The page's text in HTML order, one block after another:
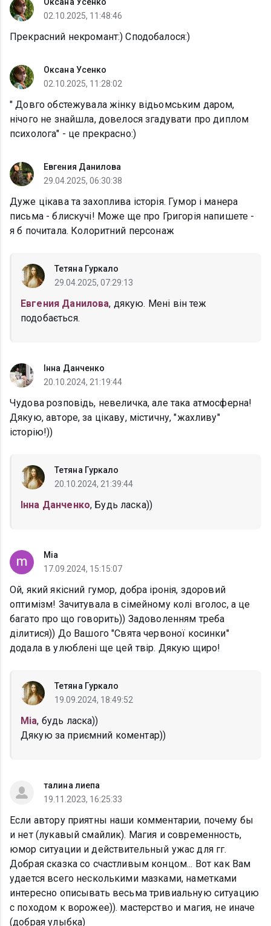
02.10.2025, 11:48:46
Прекрасний некромант:) Сподобалося:)
Оксана Усенко
02.10.2025, 11:28:02
" Довго обстежувала жінку відьомським даром,
нічого не знайшла, довелося згадувати про диплом
психолога" - це прекрасно:)
Евгения Данилова
29.04.2025, 06:30:38
Дуже цікава та захоплива історія. Гумор і манера
письма - блискучі! Може ще про Григорія напишете -
я б почитала. Колоритний персонаж
Тетяна Гуркало
29.04.2025, 07:29:13
Евгения Данилова, дякую. Мені він теж
подобається.
Інна Данченко
20.10.2024, 21:19:44
Чудова розповідь, невеличка, але така атмосферна!
Дякую, авторе, за цікаву, містичну, "жахливу"
історію!))
Тетяна Гуркало
20.10.2024, 21:39:44
Інна Данченко, Будь ласка))
Mia
17.09.2024, 15:15:07
Ой, який якісний гумор, добра іронія, здоровий
оптимізм! Зачитувала в сімейному колі вголос, а це
багато про що говорить)) Задоволенням треба
ділитися)) До Вашого "Свята червоної косинки"
додала в улюблені ще цей твір. Дякую щиро!
Тетяна Гуркало
19.09.2024, 18:49:52
Mia, будь ласка))
Дякую за приємний коментар))
талина лиепа
19.11.2023, 16:25:33
Если автору приятны наши комментарии, почему бы
и нет (лукавый смайлик). Магия и современность,
юмор ситуации и действительный ужас для гг.
Добрая сказка со счастливым концом... Вот как Вам
удается всего несколькими мазками, наметками
интересно описывать весьма тривиальную ситуацию
с походом к ворожее)). мастерство и магия, не иначе
(добрая улыбка)